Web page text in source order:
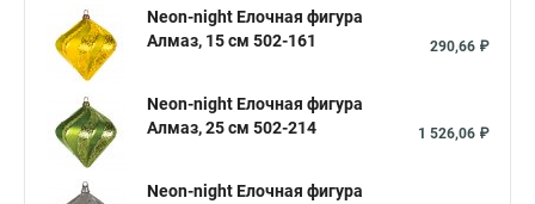
Neon-night Елочная фигура
Алмаз, 15 см 502-161
290,66 ₽
Neon-night Елочная фигура
Алмаз, 25 см 502-214
1 526,06 ₽
Neon-night Елочная фигура